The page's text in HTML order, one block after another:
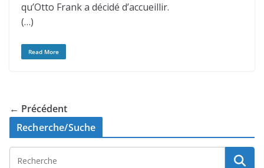
qu’Otto Frank a décidé d’accueillir.
(…)
Read More
← Précédent
Recherche/Suche